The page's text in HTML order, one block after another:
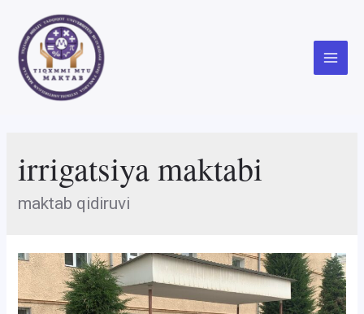
content
Main
irrigatsiya maktabi
maktab qidiruvi